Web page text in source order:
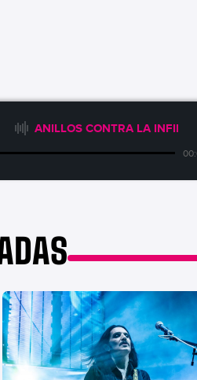
ANILLOS CONTRA LA